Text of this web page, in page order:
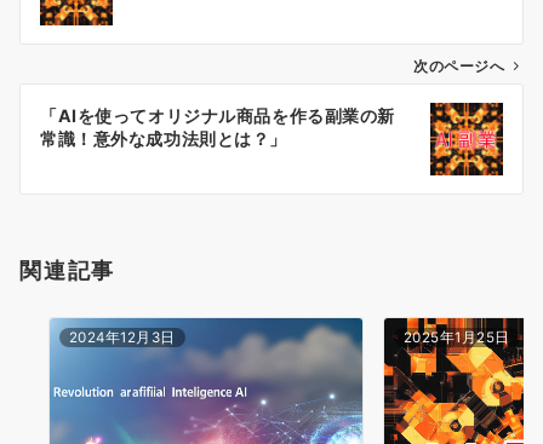
ビ
ン
次のページへ
「AIを使ってオリジナル商品を作る副業の新
常識！意外な成功法則とは？」
関連記事
2024年12月3日 2025年1月25日